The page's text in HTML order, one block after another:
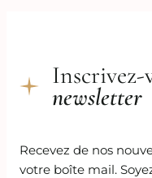
Inscrivez-
newsletter
Recevez de nos
votre boîte mail.